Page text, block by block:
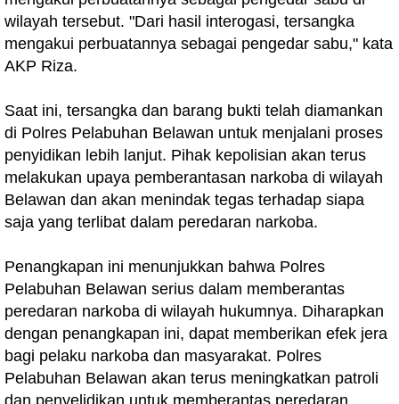
wilayah tersebut. "Dari hasil interogasi, tersangka
mengakui perbuatannya sebagai pengedar sabu," kata
AKP Riza.
Saat ini, tersangka dan barang bukti telah diamankan
di Polres Pelabuhan Belawan untuk menjalani proses
penyidikan lebih lanjut. Pihak kepolisian akan terus
melakukan upaya pemberantasan narkoba di wilayah
Belawan dan akan menindak tegas terhadap siapa
saja yang terlibat dalam peredaran narkoba.
Penangkapan ini menunjukkan bahwa Polres
Pelabuhan Belawan serius dalam memberantas
peredaran narkoba di wilayah hukumnya. Diharapkan
dengan penangkapan ini, dapat memberikan efek jera
bagi pelaku narkoba dan masyarakat. Polres
Pelabuhan Belawan akan terus meningkatkan patroli
dan penyelidikan untuk memberantas peredaran